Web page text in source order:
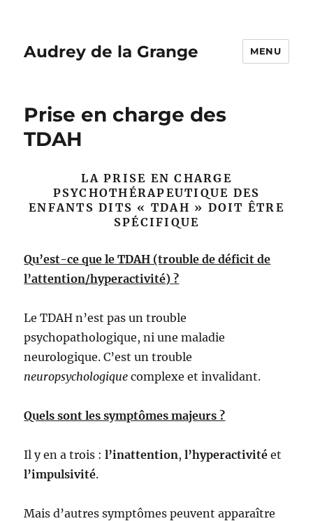
Audrey de la Grange MENU
Prise en charge des
TDAH
LA PRISE EN CHARGE
PSYCHOTHÉRAPEUTIQUE DES
ENFANTS DITS « TDAH » DOIT ÊTRE
SPÉCIFIQUE
Qu’est-ce que le TDAH (trouble de déficit de
l’attention/hyperactivité) ?
Le TDAH n’est pas un trouble
psychopathologique, ni une maladie
neurologique. C’est un trouble
neuropsychologique complexe et invalidant.
Quels sont les symptômes majeurs ?
Il y en a trois :l’inattention,l’hyperactivité et
l’impulsivité.
Mais d’autres symptômes peuvent apparaître